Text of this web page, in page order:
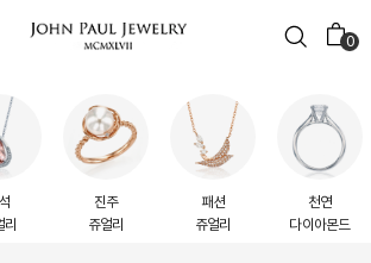
0
리
진주
쥬얼리
패션
쥬얼리
천연
다이아몬드